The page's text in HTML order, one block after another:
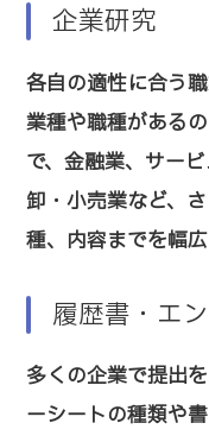
企業研究
各自の適性に合う
業種や職種がある
で、金融業、サー
卸・小売業など、
種、内容までを幅広
履歴書・エ
多くの企業で提出
ーシートの種類や